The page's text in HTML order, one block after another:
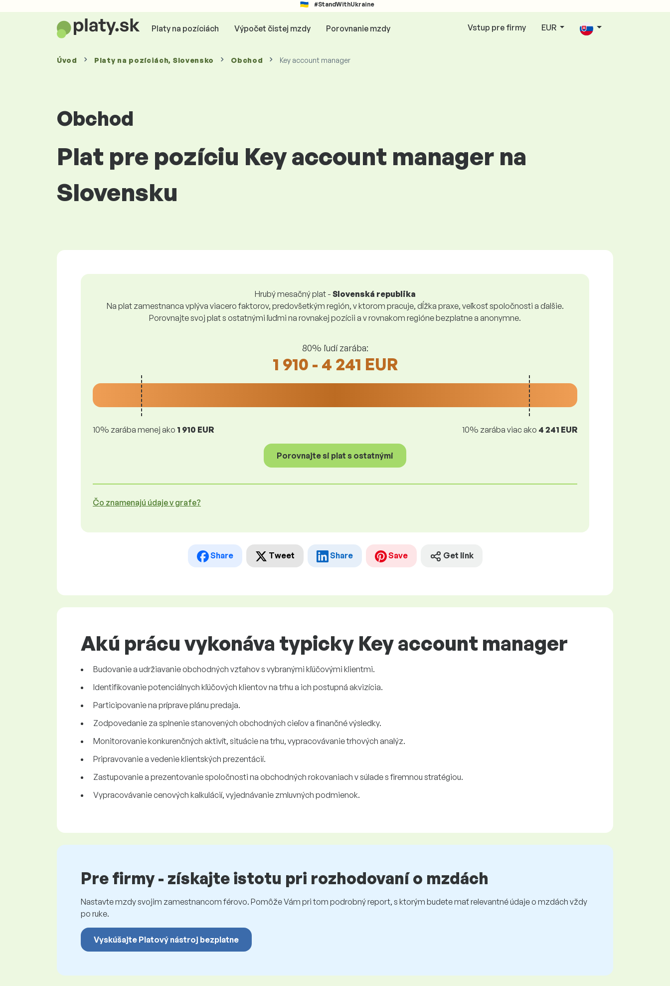
#StandWithUkraine
Platy na pozíciách Výpočet čistej mzdy Porovnanie mzdy Vstup pre firmy EUR
Úvod Platy na pozíciách, Slovensko Obchod Key account manager
Obchod
Plat pre pozíciu Key account manager na
Slovensku
Hrubý mesačný plat - Slovenská republika
Na plat zamestnanca vplýva viacero faktorov, predovšetkým región, v ktorom pracuje, dĺžka praxe, veľkosť spoločnosti a ďalšie.
Porovnajte svoj plat s ostatnými ľuďmi na rovnakej pozícii a v rovnakom regióne bezplatne a anonymne.
80% ľudí zarába:
1 910 - 4 241 EUR
10% zarába menej ako 1 910 EUR 10% zarába viac ako 4 241 EUR
Porovnajte si plat s ostatnými
Čo znamenajú údaje v grafe?
Share Tweet Share Save Get link
Akú prácu vykonáva typicky Key account manager
Budovanie a udržiavanie obchodných vzťahov s vybranými kľúčovými klientmi.
Identifikovanie potenciálnych kľúčových klientov na trhu a ich postupná akvizícia.
Participovanie na príprave plánu predaja.
Zodpovedanie za splnenie stanovených obchodných cieľov a finančné výsledky.
Monitorovanie konkurenčných aktivít, situácie na trhu, vypracovávanie trhových analýz.
Pripravovanie a vedenie klientských prezentácií.
Zastupovanie a prezentovanie spoločnosti na obchodných rokovaniach v súlade s firemnou stratégiou.
Vypracovávanie cenových kalkulácií, vyjednávanie zmluvných podmienok.
Pre firmy - získajte istotu pri rozhodovaní o mzdách
Nastavte mzdy svojim zamestnancom férovo. Pomôže Vám pri tom podrobný report, s ktorým budete mať relevantné údaje o mzdách vždy
po ruke.
Vyskúšajte Platový nástroj bezplatne